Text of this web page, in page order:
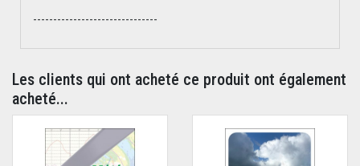
-------------------------------
Les clients qui ont acheté ce produit ont également
acheté...